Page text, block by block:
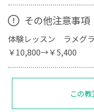
その他注意事項
体験レッスン ラメグ
￥10,800→￥5,400
この